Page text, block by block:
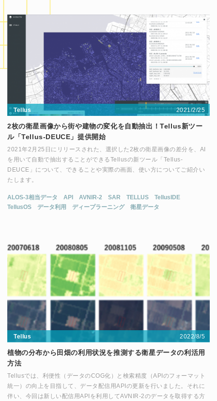
Tellus 2021/2/25
2枚の衛星画像から街や建物の変化を自動抽出！Tellus新ツー
ル「Tellus-DEUCE」提供開始
2021年2月25日にリリースされた、選択した2枚の衛星画像の差分を、AI
を用いて自動で抽出することができるTellusの新ツール「Tellus-
DEUCE」について、できることや実際の画面、使い方についてご紹介い
たします。
ALOS-3相当データ API AVNIR-2 SAR TELLUS
TellusIDE
TellusOS
データ利用 ディープラーニング 衛星データ
Tellus 2022/8/5
植物の分布から田畑の利用状況を推測する衛星データの利活用
方法
Tellusでは、利便性（データのCOG化）と検索精度（APIのフォーマット
統一）の向上を目指して、データ配信用APIの更新を行いました。それに
伴い、今回は新しい配信用APIを利用してAVNIR-2のデータを取得する方